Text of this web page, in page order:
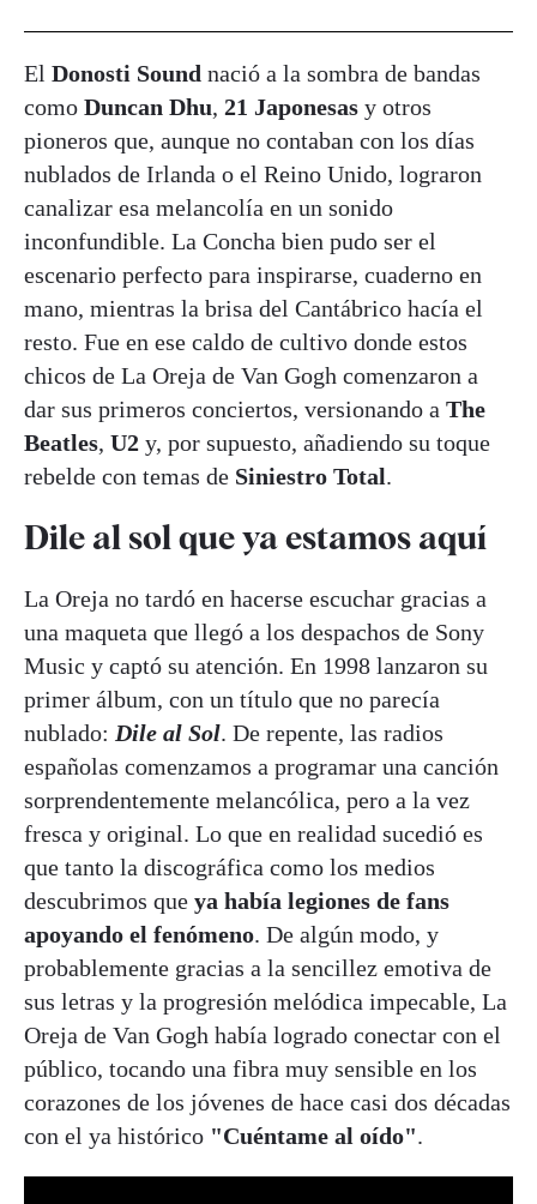
El Donosti Sound nació a la sombra de bandas
como Duncan Dhu, 21 Japonesas y otros
pioneros que, aunque no contaban con los días
nublados de Irlanda o el Reino Unido, lograron
canalizar esa melancolía en un sonido
inconfundible. La Concha bien pudo ser el
escenario perfecto para inspirarse, cuaderno en
mano, mientras la brisa del Cantábrico hacía el
resto. Fue en ese caldo de cultivo donde estos
chicos de La Oreja de Van Gogh comenzaron a
dar sus primeros conciertos, versionando a The
Beatles, U2 y, por supuesto, añadiendo su toque
rebelde con temas de Siniestro Total.
Dile al sol que ya estamos aquí
La Oreja no tardó en hacerse escuchar gracias a
una maqueta que llegó a los despachos de Sony
Music y captó su atención. En 1998 lanzaron su
primer álbum, con un título que no parecía
nublado: Dile al Sol. De repente, las radios
españolas comenzamos a programar una canción
sorprendentemente melancólica, pero a la vez
fresca y original. Lo que en realidad sucedió es
que tanto la discográfica como los medios
descubrimos que ya había legiones de fans
apoyando el fenómeno. De algún modo, y
probablemente gracias a la sencillez emotiva de
sus letras y la progresión melódica impecable, La
Oreja de Van Gogh había logrado conectar con el
público, tocando una fibra muy sensible en los
corazones de los jóvenes de hace casi dos décadas
con el ya histórico "Cuéntame al oído".